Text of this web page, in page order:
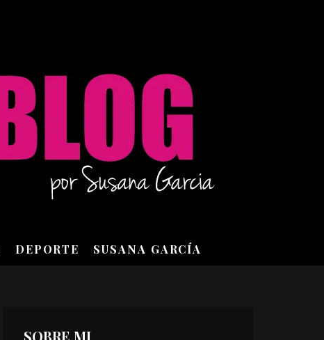
DEPORTE SUSANA GARCÍA